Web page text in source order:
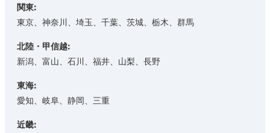
関東:
東京、神奈川、埼玉、千葉、茨城、栃木、群馬
北陸・甲信越:
新潟、富山、石川、福井、山梨、長野
東海:
愛知、岐阜、静岡、三重
近畿: